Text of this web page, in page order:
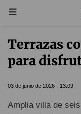
Terrazas
para
03 de junio de 2026 - 13:09
Amplia villa de